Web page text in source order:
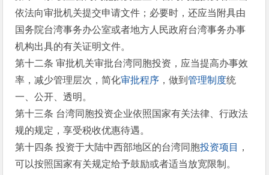
依法向审批机关提交申请文件；必要时，还应当附具由
国务院台湾事务办公室或者地方人民政府台湾事务办事
机构出具的有关证明文件。
第十二条 审批机关审批台湾同胞投资，应当提高办事效
率，减少管理层次，简化审批程序 ，做到管理制度统
一、公开、透明。
第十三条 台湾同胞投资企业依照国家有关法律、行政法
规的规定，享受税收优惠待遇。
第十四条 投资于大陆中西部地区的台湾同胞投资项目
，
可以按照国家有关规定给予鼓励或者适当放宽限制。